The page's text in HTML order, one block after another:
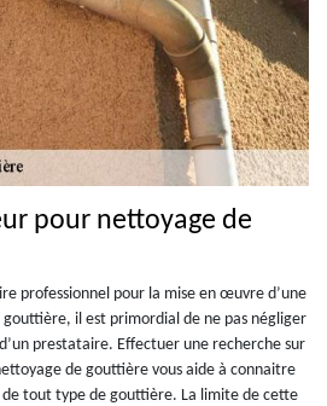
pour nettoyage de
professionnel pour la mise en œuvre d’une
il est primordial de ne pas négliger
prestataire. Effectuer une recherche sur
de gouttière vous aide à connaitre
tout type de gouttière. La limite de cette